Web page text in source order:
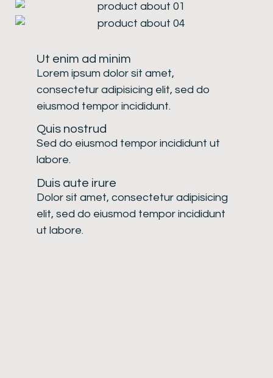
Ut enim ad minim
Lorem ipsum dolor sit amet,
consectetur adipisicing elit, sed do
eiusmod tempor incididunt.
Quis nostrud
Sed do eiusmod tempor incididunt ut
labore.
Duis aute irure
Dolor sit amet, consectetur adipisicing
elit, sed do eiusmod tempor incididunt
ut labore.